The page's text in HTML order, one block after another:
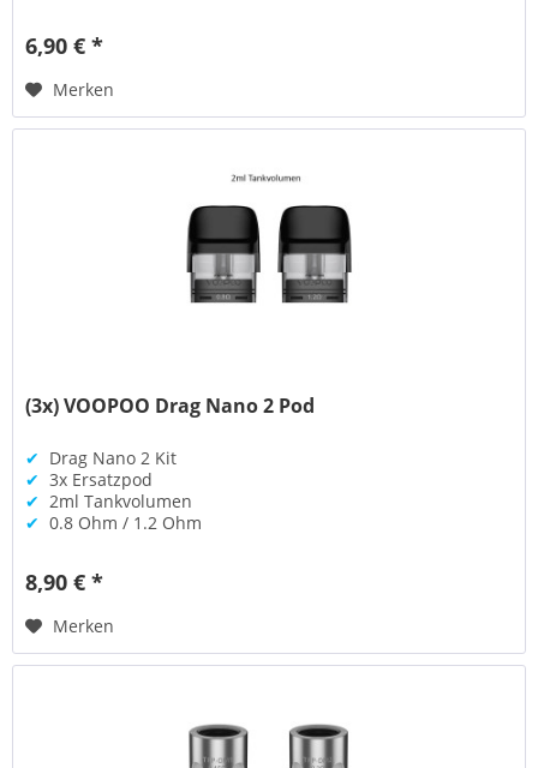
6,90 € *
Merken
(3x) VOOPOO Drag Nano 2 Pod
✔ Drag Nano 2 Kit
✔ 3x Ersatzpod
✔ 2ml Tankvolumen
✔ 0.8 Ohm / 1.2 Ohm
8,90 € *
Merken